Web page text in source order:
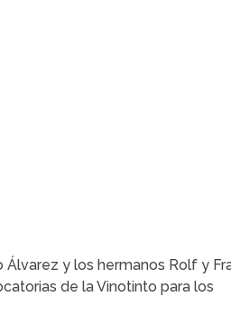
Álvarez y los hermanos Rolf y
de la Vinotinto para los